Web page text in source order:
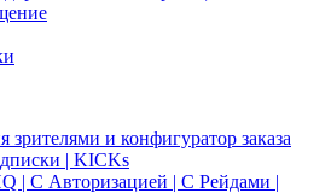
зрителями и конфигуратор заказа
| KICKs
| С Авторизацией | С Рейдами |